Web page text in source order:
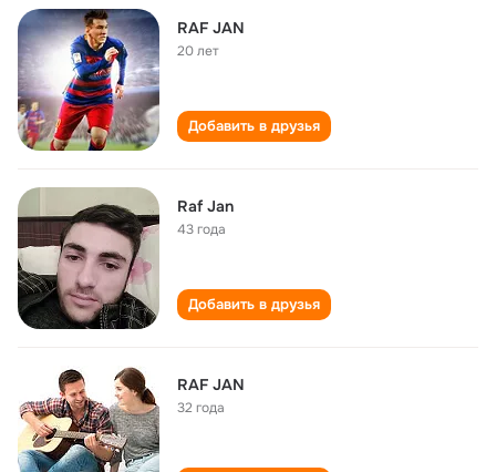
RAF JAN
20 лет
Добавить в друзья
Raf Jan
43 года
Добавить в друзья
RAF JAN
32 года